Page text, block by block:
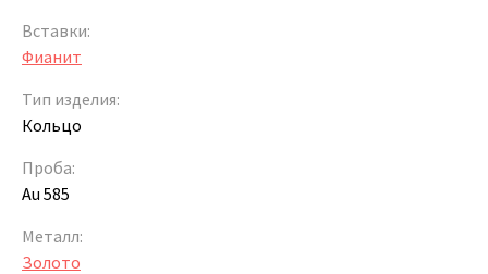
Вставки:
Фианит
Тип изделия:
Кольцо
Проба:
Au 585
Металл:
Золото